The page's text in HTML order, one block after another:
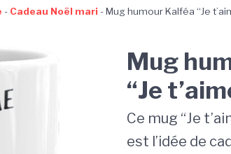
- Cadeau Noël mari -Mug humour Kalféa “Je
Mug
“Je
Ce mug “Je
est l’idée de